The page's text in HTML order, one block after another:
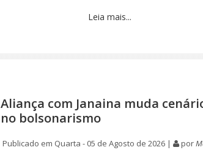
Leia mais...
Aliança com Janaina muda
no bolsonarismo
Publicado em Quarta - 05 de Agosto de 2026 | por